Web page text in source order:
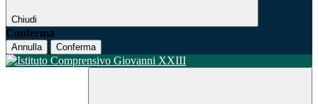
Chiudi
Conferma
Annulla Conferma